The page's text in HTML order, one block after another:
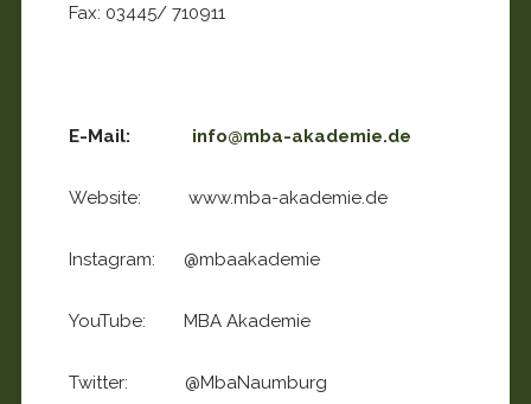
Fax: 03445/ 710911
E-Mail: info@mba-akademie.de
Website: www.mba-akademie.de
Instagram: @mbaakademie
YouTube: MBA Akademie
Twitter: @MbaNaumburg